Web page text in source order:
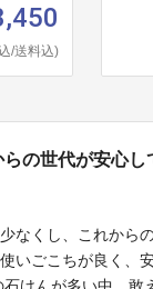
/送料込)
の世代が安心
なくし、これから
いごこちが良く、
けんが多い中、敢